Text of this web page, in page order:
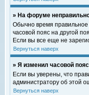
» На форуме
Обычно время
часовой пояс на другой
Если вы все еще не
Вернуться наверх
» Я изменил часовой
Если вы уверены, что
администратору об этой
Вернуться наверх